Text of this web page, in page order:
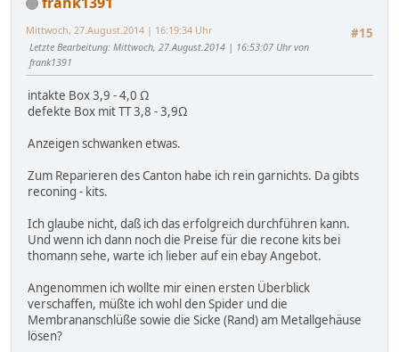
#15
Mittwoch, 27.August.2014 | 16:19:34 Uhr
Letzte Bearbeitung: Mittwoch, 27.August.2014 | 16:53:07 Uhr von
frank1391
intakte Box 3,9 - 4,0 Ω
defekte Box mit TT 3,8 - 3,9Ω
Anzeigen schwanken etwas.
Zum Reparieren des Canton habe ich rein garnichts. Da gibts
reconing - kits.
Ich glaube nicht, daß ich das erfolgreich durchführen kann.
Und wenn ich dann noch die Preise für die recone kits bei
thomann sehe, warte ich lieber auf ein ebay Angebot.
Angenommen ich wollte mir einen ersten Überblick
verschaffen, müßte ich wohl den Spider und die
Membrananschlüße sowie die Sicke (Rand) am Metallgehäuse
lösen?